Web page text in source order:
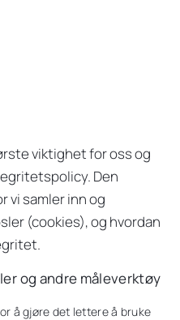
viktighet for oss og
Den
vi samler inn og
(cookies), og hvordan
og andre måleverktøy
å gjøre det lettere å bruke